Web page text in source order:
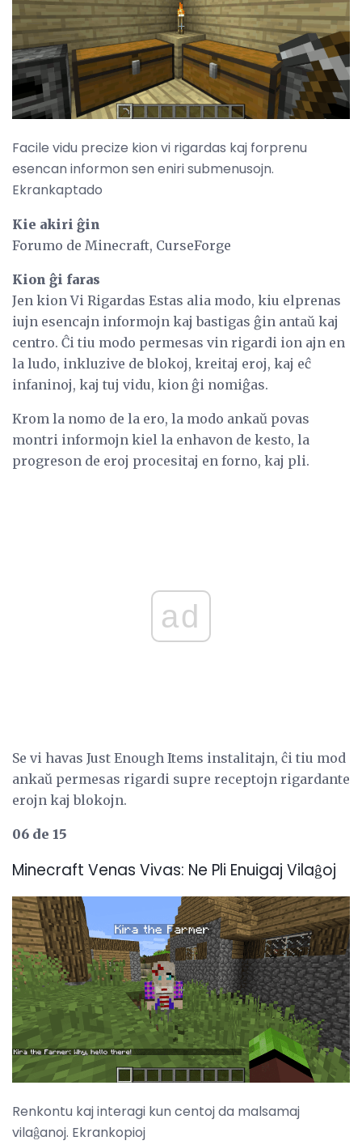
Facile vidu precize kion vi rigardas kaj forprenu
esencan informon sen eniri submenusojn.
Ekrankaptado
Kie akiri ĝin
Forumo de Minecraft, CurseForge
Kion ĝi faras
Jen kion Vi Rigardas Estas alia modo, kiu elprenas
iujn esencajn informojn kaj bastigas ĝin antaŭ kaj
centro. Ĉi tiu modo permesas vin rigardi ion ajn en
la ludo, inkluzive de blokoj, kreitaj eroj, kaj eĉ
infaninoj, kaj tuj vidu, kion ĝi nomiĝas.
Krom la nomo de la ero, la modo ankaŭ povas
montri informojn kiel la enhavon de kesto, la
progreson de eroj procesitaj en forno, kaj pli.
ad
Se vi havas Just Enough Items instalitajn, ĉi tiu mod
ankaŭ permesas rigardi supre receptojn rigardante
erojn kaj blokojn.
06 de 15
Minecraft Venas Vivas: Ne Pli Enuigaj Vilaĝoj
Renkontu kaj interagi kun centoj da malsamaj
vilaĝanoj. Ekrankopioj